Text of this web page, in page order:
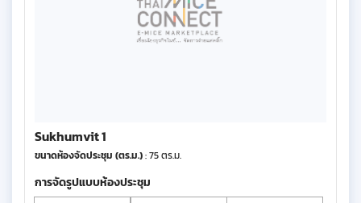
Sukhumvit 1
ขนาดห้องจัดประชุม (ตร.ม.): 75 ตร.ม.
การจัดรูปแบบห้องประชุม